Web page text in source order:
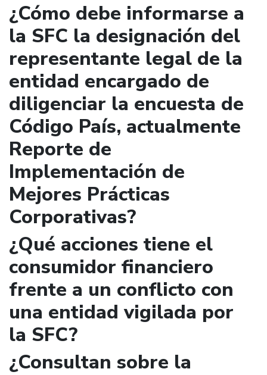
¿Cómo debe informarse a
la SFC la designación del
representante legal de la
entidad encargado de
diligenciar la encuesta de
Código País, actualmente
Reporte de
Implementación de
Mejores Prácticas
Corporativas?
¿Qué acciones tiene el
consumidor financiero
frente a un conflicto con
una entidad vigilada por
la SFC?
¿Consultan sobre la